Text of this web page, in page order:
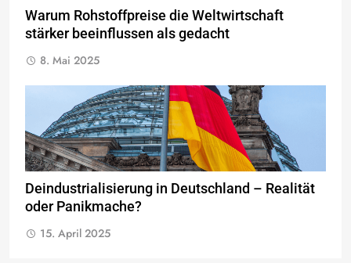
Warum Rohstoffpreise die Weltwirtschaft
stärker beeinflussen als gedacht
8. Mai 2025
Deindustrialisierung in Deutschland – Realität
oder Panikmache?
15. April 2025